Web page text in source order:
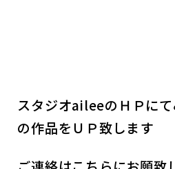
スタジオaileeのＨＰに
の作品をＵＰ致します